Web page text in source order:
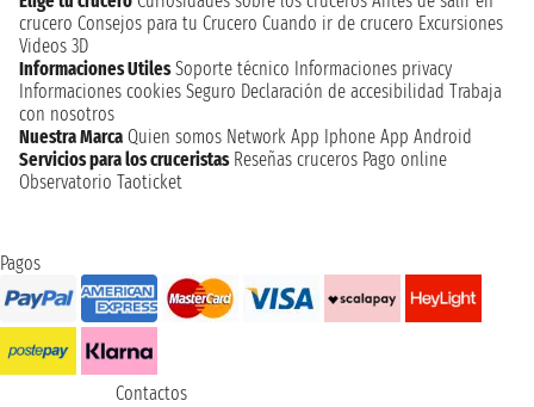
crucero Consejos para tu Crucero Cuando ir de crucero Excursiones
Videos 3D
Informaciones Utiles Soporte técnico Informaciones privacy
Informaciones cookies Seguro Declaración de accesibilidad Trabaja
con nosotros
Nuestra Marca Quien somos Network App Iphone App Android
Servicios para los cruceristas Reseñas cruceros Pago online
Observatorio Taoticket
Pagos
Contactos